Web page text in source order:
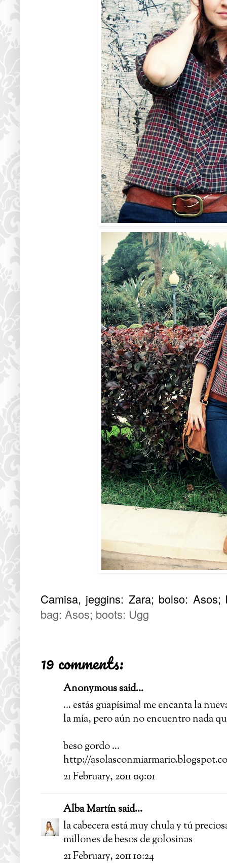
Camisa, jeggins: Zara; bolso:
bag: Asos; boots: Ugg
19 comments:
Anonymous said...
... estás guapísima! me encanta la
la mía, pero aún no encuentro nada
beso gordo ...
http://
21 February, 2011 09:01
Alba Martínsaid...
la cabecera está muy chula y tú
millones de besos de golosinas
21 February, 2011 10:24